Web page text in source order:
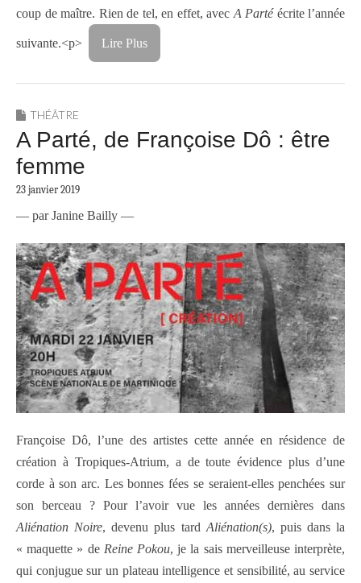
coup de maître. Rien de tel, en effet, avec A Partéécrite l’année
suivante.<p> Lire Plus
THÉÂTRE
A Parté, de Françoise Dô : être
femme
23 janvier 2019
— par Janine Bailly —
Françoise Dô, l’une des artistes cette année en résidence de
création à Tropiques-Atrium, a de toute évidence plus d’une
corde à son arc. Les bonnes fées se seraient-elles penchées sur
son berceau ? Pour l’avoir vue les années dernières dans
Aliénation Noire, devenu plus tard Aliénation(s), puis dans la
« maquette » de Reine Pokou, je la sais merveilleuse interprète,
qui conjugue sur un plateau intelligence et sensibilité, au service